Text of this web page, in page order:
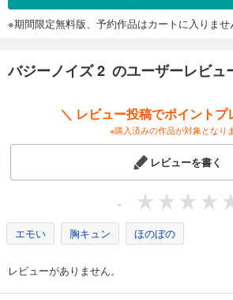
※期間限定無料版、予約作品はカートに入りませ
バジーノイズ 2 のユーザーレビュ
＼ レビュー投稿でポイントプ
※購入済みの作品が対象となり
レビューを書く
-
エモい 胸キュン ほのぼの
レビューがありません。